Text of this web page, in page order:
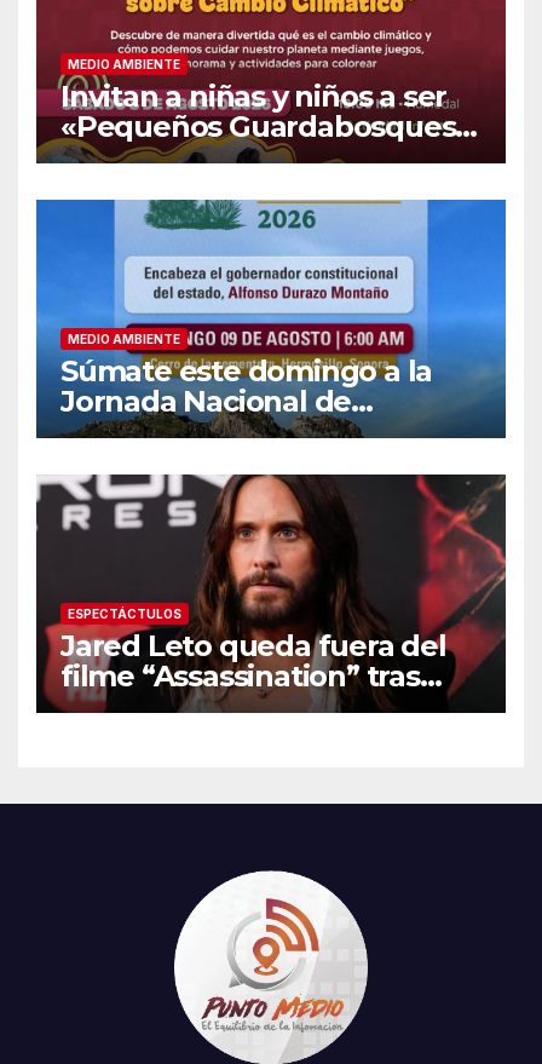
MEDIO AMBIENTE
Invitan a niñas y niños a ser
«Pequeños Guardabosques»
en La Sauceda
MEDIO AMBIENTE
Súmate este domingo a la
Jornada Nacional de
Reforestación 2026
ESPECTÁCTULOS
Jared Leto queda fuera del
filme “Assassination” tras
resurgir denuncias de